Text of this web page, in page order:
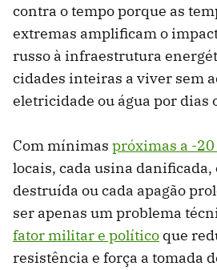
contra o tempo porque as
extremas amplificam o
russo à infraestrutura
cidades inteiras a viver sem
eletricidade ou água por dias
Com mínimas próximas a -20
locais, cada usina danificada,
destruída ou cada apagão
ser apenas um problema
fator militar e político que
resistência e força a tomada